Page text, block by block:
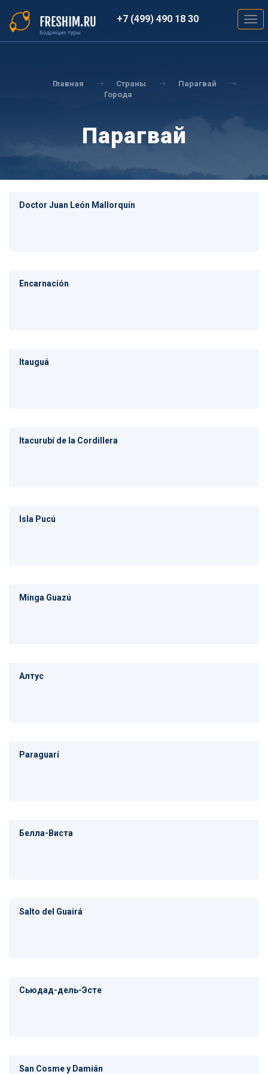
основному
содержанию
+7 (499) 490 18 30
Главная Страны
Парагвай
Города
Парагвай
Doctor Juan León Mallorquín
Encarnación
Itauguá
Itacurubí de la Cordillera
Isla Pucú
Minga Guazú
Алтус
Paraguarí
Белла-Виста
Salto del Guairá
Сьюдад-дель-Эсте
San Cosme y Damián